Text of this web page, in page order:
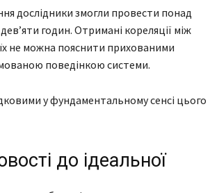
дослідники змогли провести понад
годин. Отримані кореляції між
не можна пояснити прихованими
поведінкою системи.
у фундаментальному сенсі цього
до ідеальної